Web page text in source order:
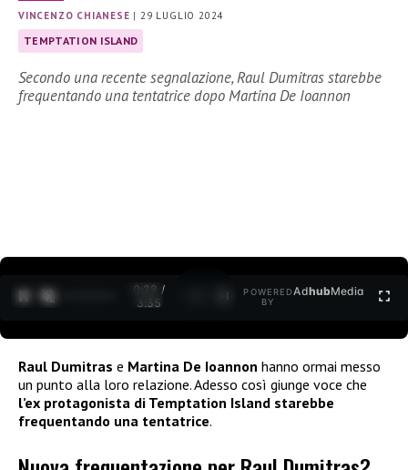
VINCENZO CHIANESE |29 LUGLIO 2024
TEMPTATION ISLAND
Secondo una recente segnalazione, Raul Dumitras starebbe
frequentando una tentatrice dopo Martina De Ioannon
0:30 /
3:35
POWERED
BY
AdhubMedia
Raul Dumitras e Martina De Ioannon hanno ormai messo
un punto alla loro relazione. Adesso così giunge voce che
l’ex protagonista di Temptation Island starebbe
frequentando una tentatrice.